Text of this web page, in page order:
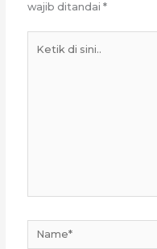
wajib ditandai*
Name*